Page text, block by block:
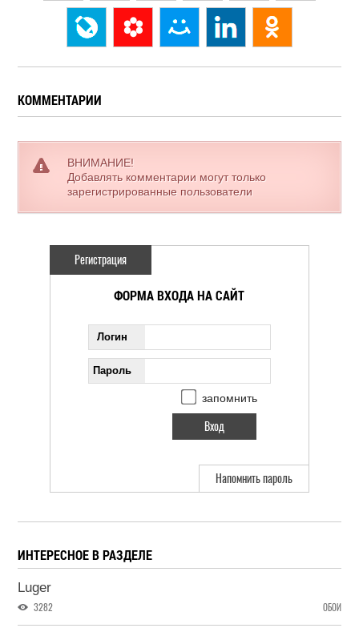
КОММЕНТАРИИ
ВНИМАНИЕ!
Добавлять комментарии могут только
зарегистрированные пользователи
Регистрация
ФОРМА ВХОДА НА САЙТ
Логин
Пароль
запомнить
Напомнить пароль
ИНТЕРЕСНОЕ В РАЗДЕЛЕ
Luger
3282 ОБОИ